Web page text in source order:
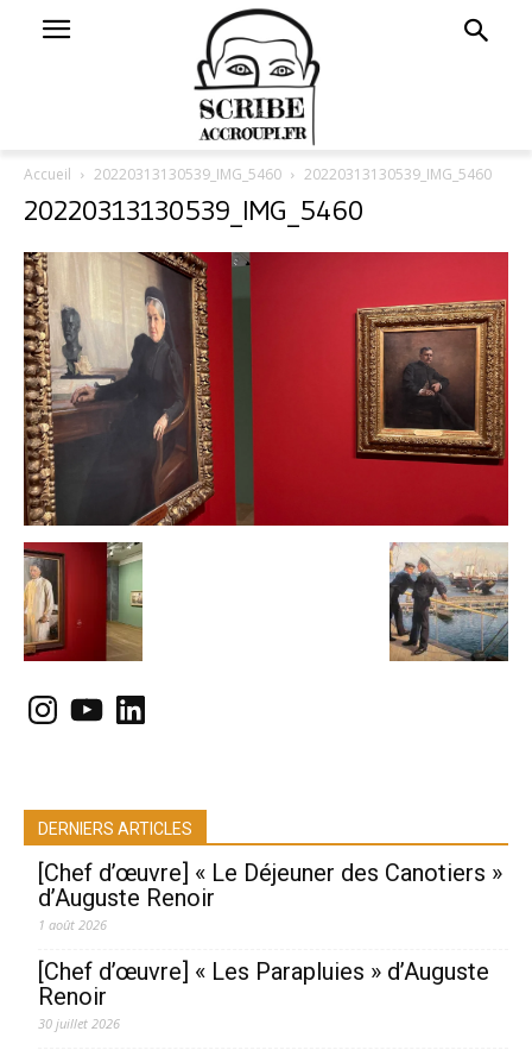
Accueil 20220313130539_IMG_5460 20220313130539_IMG_5460
20220313130539_IMG_5460
Instagram
YouTubeLinkedIn
DERNIERS ARTICLES
[Chef d’œuvre] « Le Déjeuner des Canotiers »
d’Auguste Renoir
1 août 2026
[Chef d’œuvre] « Les Parapluies » d’Auguste
Renoir
30 juillet 2026